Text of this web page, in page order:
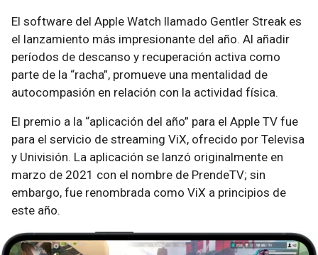
El software del Apple Watch llamado Gentler Streak es
el lanzamiento más impresionante del año. Al añadir
períodos de descanso y recuperación activa como
parte de la “racha”, promueve una mentalidad de
autocompasión en relación con la actividad física.
El premio a la “aplicación del año” para el Apple TV fue
para el servicio de streaming ViX, ofrecido por Televisa
y Univisión. La aplicación se lanzó originalmente en
marzo de 2021 con el nombre de PrendeTV; sin
embargo, fue renombrada como ViX a principios de
este año.